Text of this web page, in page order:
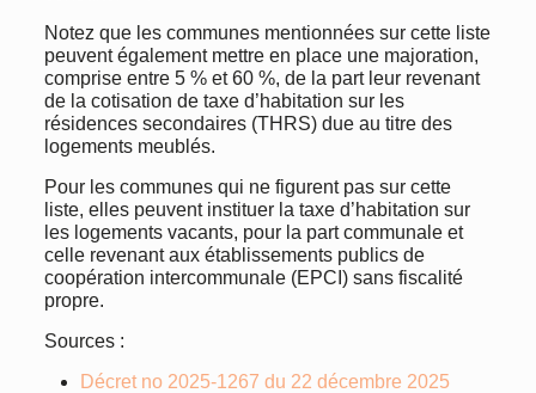
Notez que les communes mentionnées sur cette liste
peuvent également mettre en place une majoration,
comprise entre 5 % et 60 %, de la part leur revenant
de la cotisation de taxe d’habitation sur les
résidences secondaires (THRS) due au titre des
logements meublés.
Pour les communes qui ne figurent pas sur cette
liste, elles peuvent instituer la taxe d’habitation sur
les logements vacants, pour la part communale et
celle revenant aux établissements publics de
coopération intercommunale (EPCI) sans fiscalité
propre.
Sources :
Décret no 2025-1267 du 22 décembre 2025